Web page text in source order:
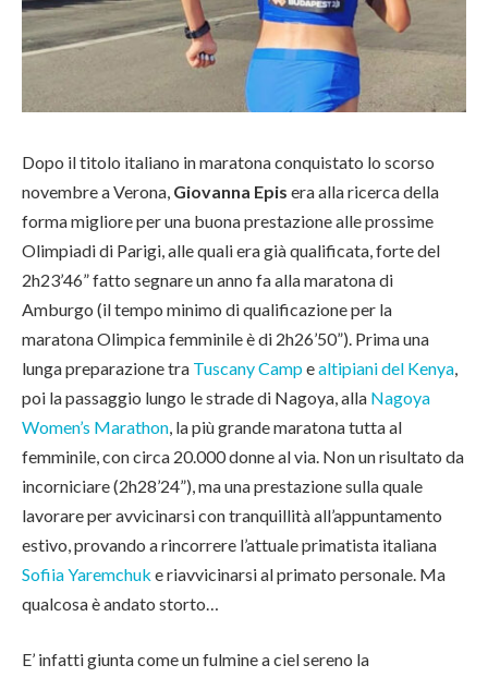
Dopo il titolo italiano in maratona conquistato lo scorso
novembre a Verona, Giovanna Epis era alla ricerca della
forma migliore per una buona prestazione alle prossime
Olimpiadi di Parigi, alle quali era già qualificata, forte del
2h23’46” fatto segnare un anno fa alla maratona di
Amburgo (il tempo minimo di qualificazione per la
maratona Olimpica femminile è di 2h26’50”). Prima una
lunga preparazione tra Tuscany Campealtipiani del Kenya
poi la passaggio lungo le strade di Nagoya, alla Nagoya
Women’s Marathon , la più grande maratona tutta al
femminile, con circa 20.000 donne al via. Non un risultato da
incorniciare (2h28’24”), ma una prestazione sulla quale
lavorare per avvicinarsi con tranquillità all’appuntamento
estivo, provando a rincorrere l’attuale primatista italiana
Sofiia Yaremchuk e riavvicinarsi al primato personale. Ma
qualcosa è andato storto…
E’ infatti giunta come un fulmine a ciel sereno la